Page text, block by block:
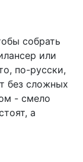
собрать
или
по-русски,
без сложных
- смело
а